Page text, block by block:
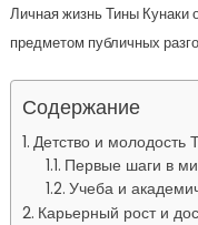
Личная жизнь Тины Кунаки
предметом публичных
Содержание
Детство и молодость
Первые шаги в
Учеба и
Карьерный рост и